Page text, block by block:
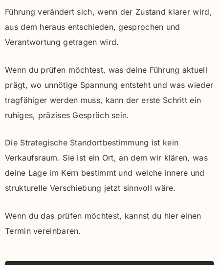
Führung verändert sich, wenn der Zustand klarer wird,
aus dem heraus entschieden, gesprochen und
Verantwortung getragen wird.
Wenn du prüfen möchtest, was deine Führung aktuell
prägt, wo unnötige Spannung entsteht und was wieder
tragfähiger werden muss, kann der erste Schritt ein
ruhiges, präzises Gespräch sein.
Die Strategische Standortbestimmung ist kein
Verkaufsraum. Sie ist ein Ort, an dem wir klären, was
deine Lage im Kern bestimmt und welche innere und
strukturelle Verschiebung jetzt sinnvoll wäre.
Wenn du das prüfen möchtest, kannst du hier einen
Termin vereinbaren.